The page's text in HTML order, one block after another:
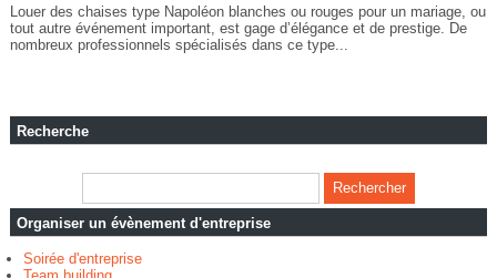
Louer des chaises type Napoléon blanches ou rouges pour un mariage, ou
tout autre événement important, est gage d’élégance et de prestige. De
nombreux professionnels spécialisés dans ce type...
Recherche
Organiser un évènement d'entreprise
Soirée d'entreprise